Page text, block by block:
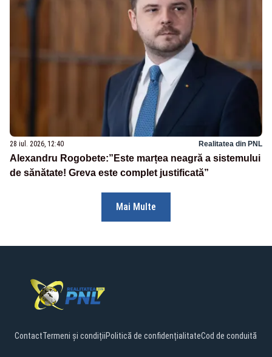
28 iul. 2026, 12:40 Realitatea din PNL
Alexandru Rogobete:”Este marțea neagră a sistemului
de sănătate! Greva este complet justificată”
Mai Multe
ContactTermeni și condițiiPolitică de confidențialitateCod de conduită